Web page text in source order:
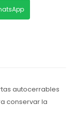
autocerrables
conservar la